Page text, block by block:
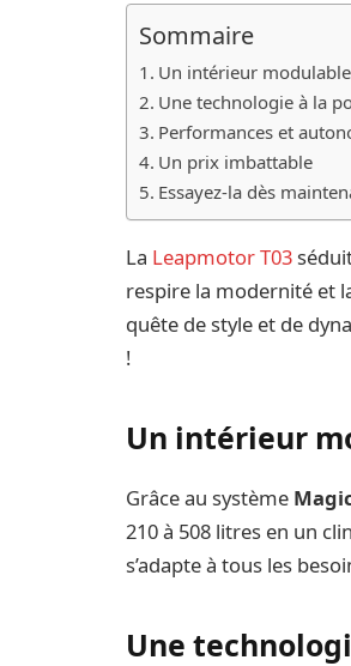
Sommaire
Un intérieur
Une technologie à la
Performances et
Un prix imbattable
Essayez-la dès
La Leapmotor T03
respire la modernité et
quête de style et de
!
Un intérieur
Grâce au système
210 à 508 litres en un
s’adapte à tous les
Une